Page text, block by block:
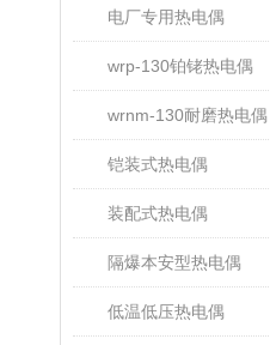
电厂专用热电偶
wrp-130铂铑热电偶
wrnm-130耐磨热电偶
铠装式热电偶
装配式热电偶
隔爆本安型热电偶
低温低压热电偶